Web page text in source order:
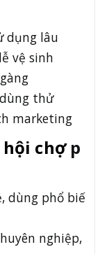
dụng lâu
vệ sinh
thử
marketing
chợp
dùng phổ biế
nghiệp,